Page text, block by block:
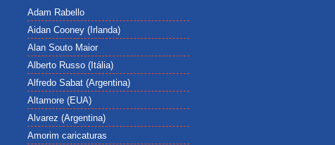
Adam Rabello
Aidan Cooney (Irlanda)
Alan Souto Maior
Alberto Russo (Itália)
Alfredo Sabat (Argentina)
Altamore (EUA)
Alvarez (Argentina)
Amorim caricaturas